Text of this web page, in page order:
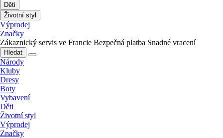
Děti
Životní styl
Výprodej
Značky
Zákaznický servis ve Francie Bezpečná platba Snadné vracení
Hledat
Národy
Kluby
Dresy
Boty
Vybavení
Děti
Životní styl
Výprodej
Značky